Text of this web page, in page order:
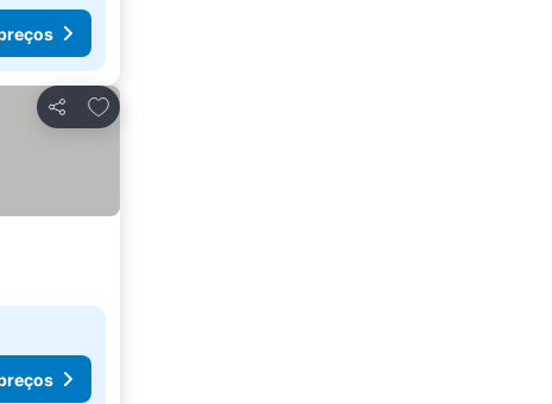
Partilhar
Adicionar aos favoritos